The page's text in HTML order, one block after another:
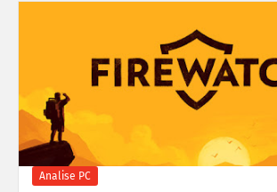
Analise PC